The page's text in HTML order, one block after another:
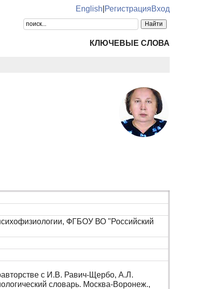
English РегистрацияВход
КЛЮЧЕВЫЕ СЛОВА
ФГБОУ ВО "Российский
с И.В. Равич-Щербо, А.Л.
словарь. Москва-Воронеж.,